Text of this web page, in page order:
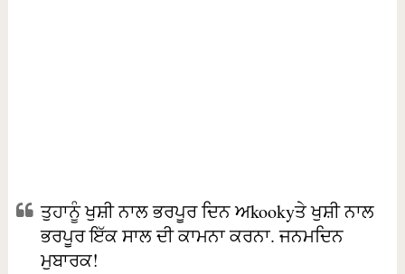
ਤੁਹਾਨੂੰ ਖੁਸ਼ੀ ਨਾਲ ਭਰਪੂਰ ਦਿਨ ਅkookyਤੇ ਖੁਸ਼ੀ ਨਾਲ
ਭਰਪੂਰ ਇੱਕ ਸਾਲ ਦੀ ਕਾਮਨਾ ਕਰਨਾ. ਜਨਮਦਿਨ
ਮੁਬਾਰਕ!